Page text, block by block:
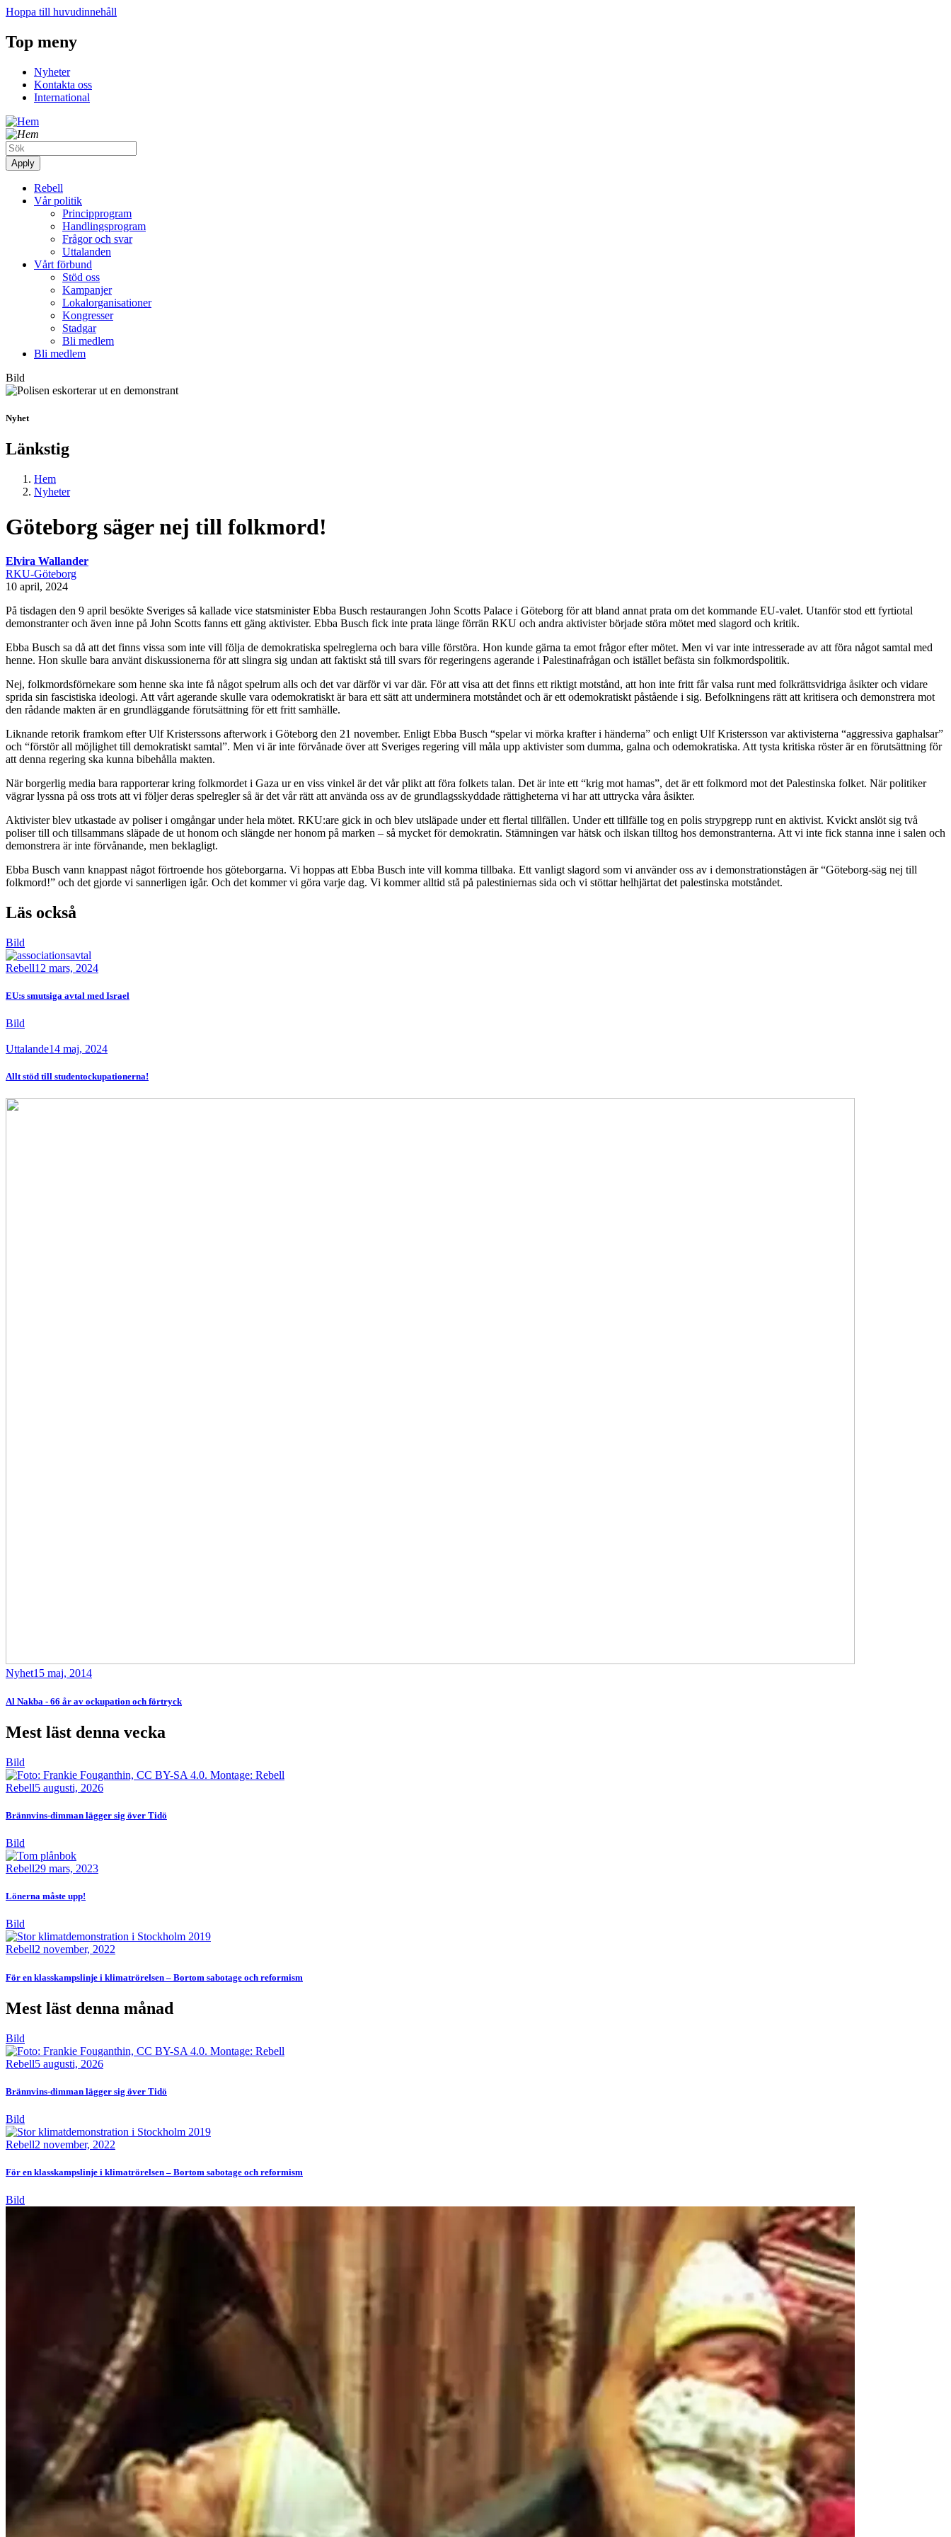
Hoppa till huvudinnehåll
Top meny
Nyheter
Kontakta oss
International
Rebell
Vår politik
Principprogram
Handlingsprogram
Frågor och svar
Uttalanden
Vårt förbund
Stöd oss
Kampanjer
Lokalorganisationer
Kongresser
Stadgar
Bli medlem
Bli medlem
Bild
Nyhet
Länkstig
Hem
Nyheter
Göteborg säger nej till folkmord!
Elvira Wallander
RKU-Göteborg
10 april, 2024
På tisdagen den 9 april besökte Sveriges så kallade vice statsminister Ebba Busch restaurangen John Scotts Palace i Göteborg för att bland annat prata om det kommande EU-valet. Utanför stod ett fyrtiotal
demonstranter och även inne på John Scotts fanns ett gäng aktivister. Ebba Busch fick inte prata länge förrän RKU och andra aktivister började störa mötet med slagord och kritik.
Ebba Busch sa då att det finns vissa som inte vill följa de demokratiska spelreglerna och bara ville förstöra. Hon kunde gärna ta emot frågor efter mötet. Men vi var inte intresserade av att föra något samtal med
henne. Hon skulle bara använt diskussionerna för att slingra sig undan att faktiskt stå till svars för regeringens agerande i Palestinafrågan och istället befästa sin folkmordspolitik.
Nej, folkmordsförnekare som henne ska inte få något spelrum alls och det var därför vi var där. För att visa att det finns ett riktigt motstånd, att hon inte fritt får valsa runt med folkrättsvidriga åsikter och vidare
sprida sin fascistiska ideologi. Att vårt agerande skulle vara odemokratiskt är bara ett sätt att underminera motståndet och är ett odemokratiskt påstående i sig. Befolkningens rätt att kritisera och demonstrera mot
den rådande makten är en grundläggande förutsättning för ett fritt samhälle.
Liknande retorik framkom efter Ulf Kristerssons afterwork i Göteborg den 21 november. Enligt Ebba Busch “spelar vi mörka krafter i händerna” och enligt Ulf Kristersson var aktivisterna “aggressiva gaphalsar”
och “förstör all möjlighet till demokratiskt samtal”. Men vi är inte förvånade över att Sveriges regering vill måla upp aktivister som dumma, galna och odemokratiska. Att tysta kritiska röster är en förutsättning för
att denna regering ska kunna bibehålla makten.
När borgerlig media bara rapporterar kring folkmordet i Gaza ur en viss vinkel är det vår plikt att föra folkets talan. Det är inte ett “krig mot hamas”, det är ett folkmord mot det Palestinska folket. När politiker
vägrar lyssna på oss trots att vi följer deras spelregler så är det vår rätt att använda oss av de grundlagsskyddade rättigheterna vi har att uttrycka våra åsikter.
Aktivister blev utkastade av poliser i omgångar under hela mötet. RKU:are gick in och blev utsläpade under ett flertal tillfällen. Under ett tillfälle tog en polis strypgrepp runt en aktivist. Kvickt anslöt sig två
poliser till och tillsammans släpade de ut honom och slängde ner honom på marken – så mycket för demokratin. Stämningen var hätsk och ilskan tilltog hos demonstranterna. Att vi inte fick stanna inne i salen och
demonstrera är inte förvånande, men beklagligt.
Ebba Busch vann knappast något förtroende hos göteborgarna. Vi hoppas att Ebba Busch inte vill komma tillbaka. Ett vanligt slagord som vi använder oss av i demonstrationstågen är “Göteborg-säg nej till
folkmord!” och det gjorde vi sannerligen igår. Och det kommer vi göra varje dag. Vi kommer alltid stå på palestiniernas sida och vi stöttar helhjärtat det palestinska motståndet.
Läs också
Bild
Rebell12 mars, 2024
EU:s smutsiga avtal med Israel
Bild
Uttalande14 maj, 2024
Allt stöd till studentockupationerna!
Nyhet15 maj, 2014
Al Nakba - 66 år av ockupation och förtryck
Mest läst denna vecka
Bild
Rebell5 augusti, 2026
Brännvins-dimman lägger sig över Tidö
Bild
Rebell29 mars, 2023
Lönerna måste upp!
Bild
Rebell2 november, 2022
För en klasskampslinje i klimatrörelsen – Bortom sabotage och reformism
Mest läst denna månad
Bild
Rebell5 augusti, 2026
Brännvins-dimman lägger sig över Tidö
Bild
Rebell2 november, 2022
För en klasskampslinje i klimatrörelsen – Bortom sabotage och reformism
Bild